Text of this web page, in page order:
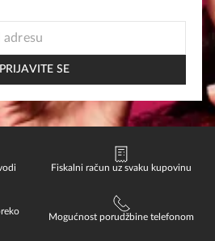
PRIJAVITE SE
Fiskalni račun uz svaku kupovinu
Mogućnost porudžbine telefonom